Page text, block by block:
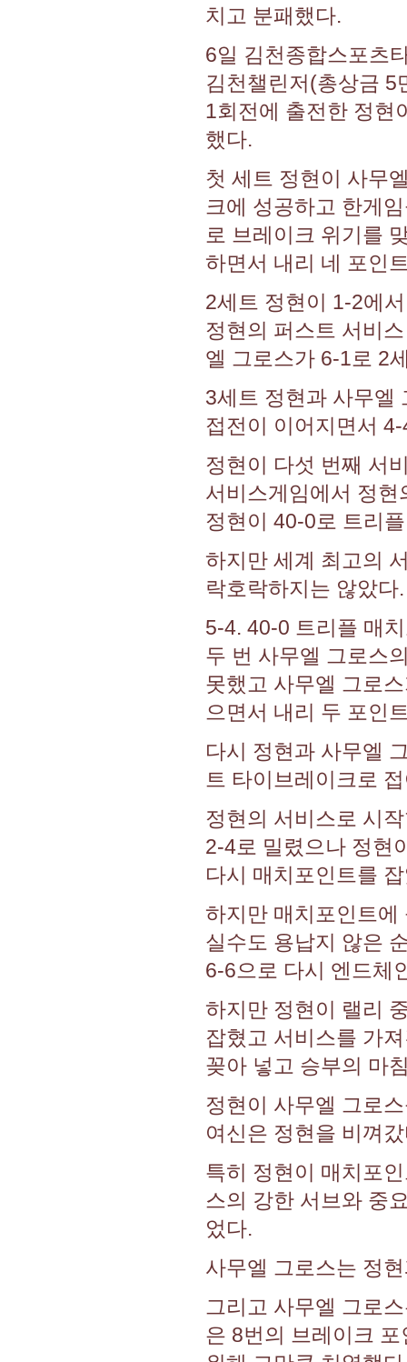
치고 분패했다.
6일 김천종합스포츠
김천챌린저(총상금 5
1회전에 출전한 정현
했다.
첫 세트 정현이 사무
크에 성공하고 한게
로 브레이크 위기를
하면서 내리 네 포인
2세트 정현이 1-2에
정현의 퍼스트 서비
엘 그로스가 6-1로 2
3세트 정현과 사무엘
접전이 이어지면서 4-
정현이 다섯 번째 서
서비스게임에서 정
정현이 40-0로 트리
하지만 세계 최고의
락호락하지는 않았다.
5-4. 40-0 트리플 매
두 번 사무엘 그로스
못했고 사무엘 그로
으면서 내리 두 포인
다시 정현과 사무엘
트 타이브레이크로
정현의 서비스로 시
2-4로 밀렸으나 정현
다시 매치포인트를
하지만 매치포인트
실수도 용납지 않은
6-6으로 다시 엔드체
하지만 정현이 랠리
잡혔고 서비스를 가
꽂아 넣고 승부의 마
정현이 사무엘 그로
여신은 정현을 비껴
특히 정현이 매치포
스의 강한 서브와 중
었다.
사무엘 그로스는 정
그리고 사무엘 그로
은 8번의 브레이크